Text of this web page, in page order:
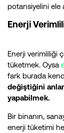
potansiyelini ele
Enerji
Enerji verimliliği
tüketmek. Oysa
fark burada
değiştiğini
yapabilmek.
Bir binanın,
enerji tüketimi